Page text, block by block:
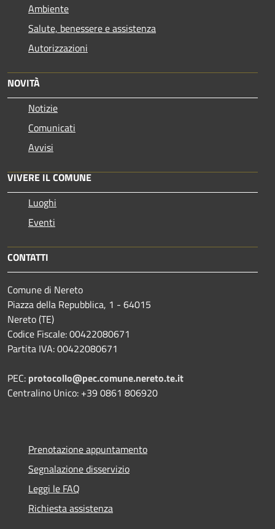
Ambiente
Salute, benessere e assistenza
Autorizzazioni
NOVITÀ
Notizie
Comunicati
Avvisi
VIVERE IL COMUNE
Luoghi
Eventi
CONTATTI
Comune di Nereto
Piazza della Repubblica, 1 - 64015
Nereto (TE)
Codice Fiscale: 00422080671
Partita IVA: 00422080671
PEC: protocollo@pec.comune.nereto.te.it
Centralino Unico: +39 0861 806920
Prenotazione appuntamento
Segnalazione disservizio
Leggi le FAQ
Richiesta assistenza